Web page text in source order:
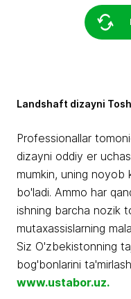
Landshaft dizayni
Professionallar
dizayni oddiy er
mumkin, uning noyob
bo'ladi. Ammo har
ishning barcha nozik
mutaxassislarning
Siz O'zbekistonning
bog'bonlarini
www.ustabor.uz.